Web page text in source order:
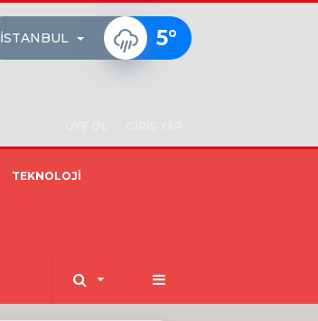
İSTANBUL 5°
TEKNOLOJİ